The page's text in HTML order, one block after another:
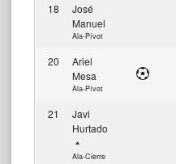
18
José
Manuel
Ala-Pívot
20
Ariel
Mesa
Ala-Pívot
21
Javi
Hurtado
Ala-Cierre